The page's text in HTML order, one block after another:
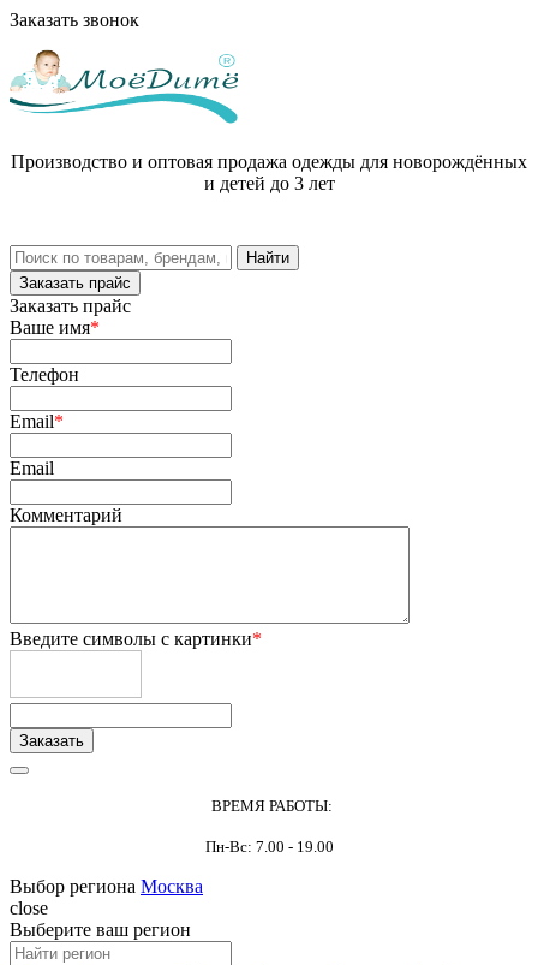
Заказать звонок
Производство и оптовая продажа одежды для новорождённых
и детей до 3 лет
Заказать прайс
Заказать прайс
Ваше имя*
Телефон
Email*
Email
Комментарий
Введите символы с картинки*
ВРЕМЯ РАБОТЫ:
Пн-Вс: 7.00 - 19.00
Выбор региона Москва
close
Выберите ваш регион